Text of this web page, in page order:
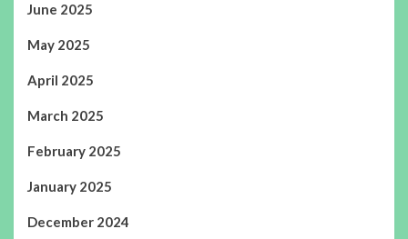
June 2025
May 2025
April 2025
March 2025
February 2025
January 2025
December 2024